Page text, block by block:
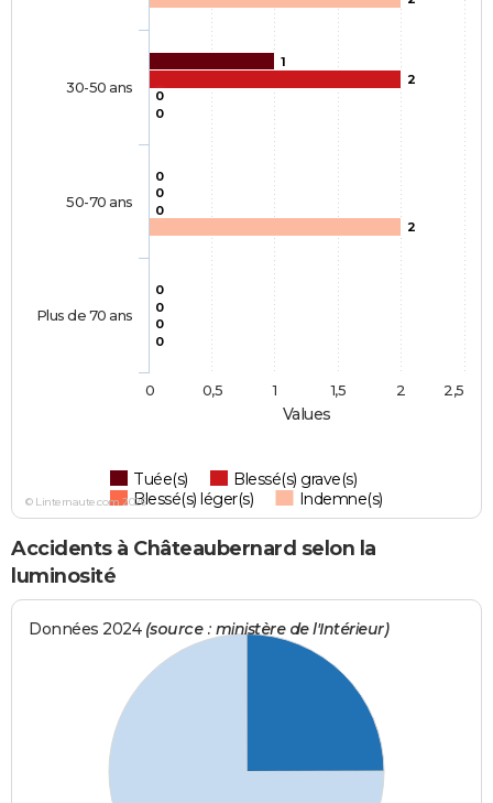
Values
1
0
0
2
0
0
0
0
0
0
2
0
Tuée(s)
Blessé(s) grave(s)
Blessé(s) léger(s)
Indemne(s)
30-50 ans
50-70 ans
Plus de 70 ans
0 0,5 1 1,5 2 2,5
© Linternaute.com 2026
Accidents à Châteaubernard selon la
luminosité
Données 2024 (source : ministère de l'Intérieur)